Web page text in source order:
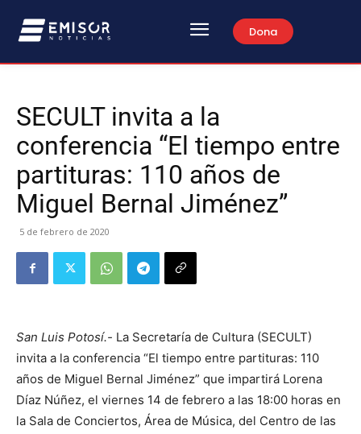
Dona
SECULT invita a la
conferencia “El tiempo entre
partituras: 110 años de
Miguel Bernal Jiménez”
5 de febrero de 2020
San Luis Potosí.- La Secretaría de Cultura (SECULT)
invita a la conferencia “El tiempo entre partituras: 110
años de Miguel Bernal Jiménez” que impartirá Lorena
Díaz Núñez, el viernes 14 de febrero a las 18:00 horas en
la Sala de Conciertos, Área de Música, del Centro de las